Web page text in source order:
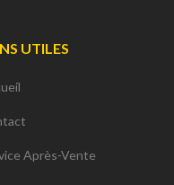
UTILES
Après-Vente